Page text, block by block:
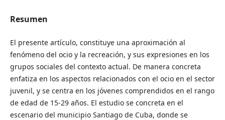
Resumen
El presente artículo, constituye una aproximación al
fenómeno del ocio y la recreación, y sus expresiones en los
grupos sociales del contexto actual. De manera concreta
enfatiza en los aspectos relacionados con el ocio en el sector
juvenil, y se centra en los jóvenes comprendidos en el rango
de edad de 15-29 años. El estudio se concreta en el
escenario del municipio Santiago de Cuba, donde se